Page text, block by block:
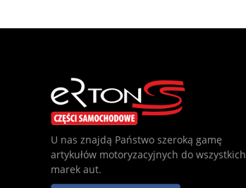
U nas znajdą Państwo szeroką gamę
artykułów motoryzacyjnych do wszystkich
marek aut.